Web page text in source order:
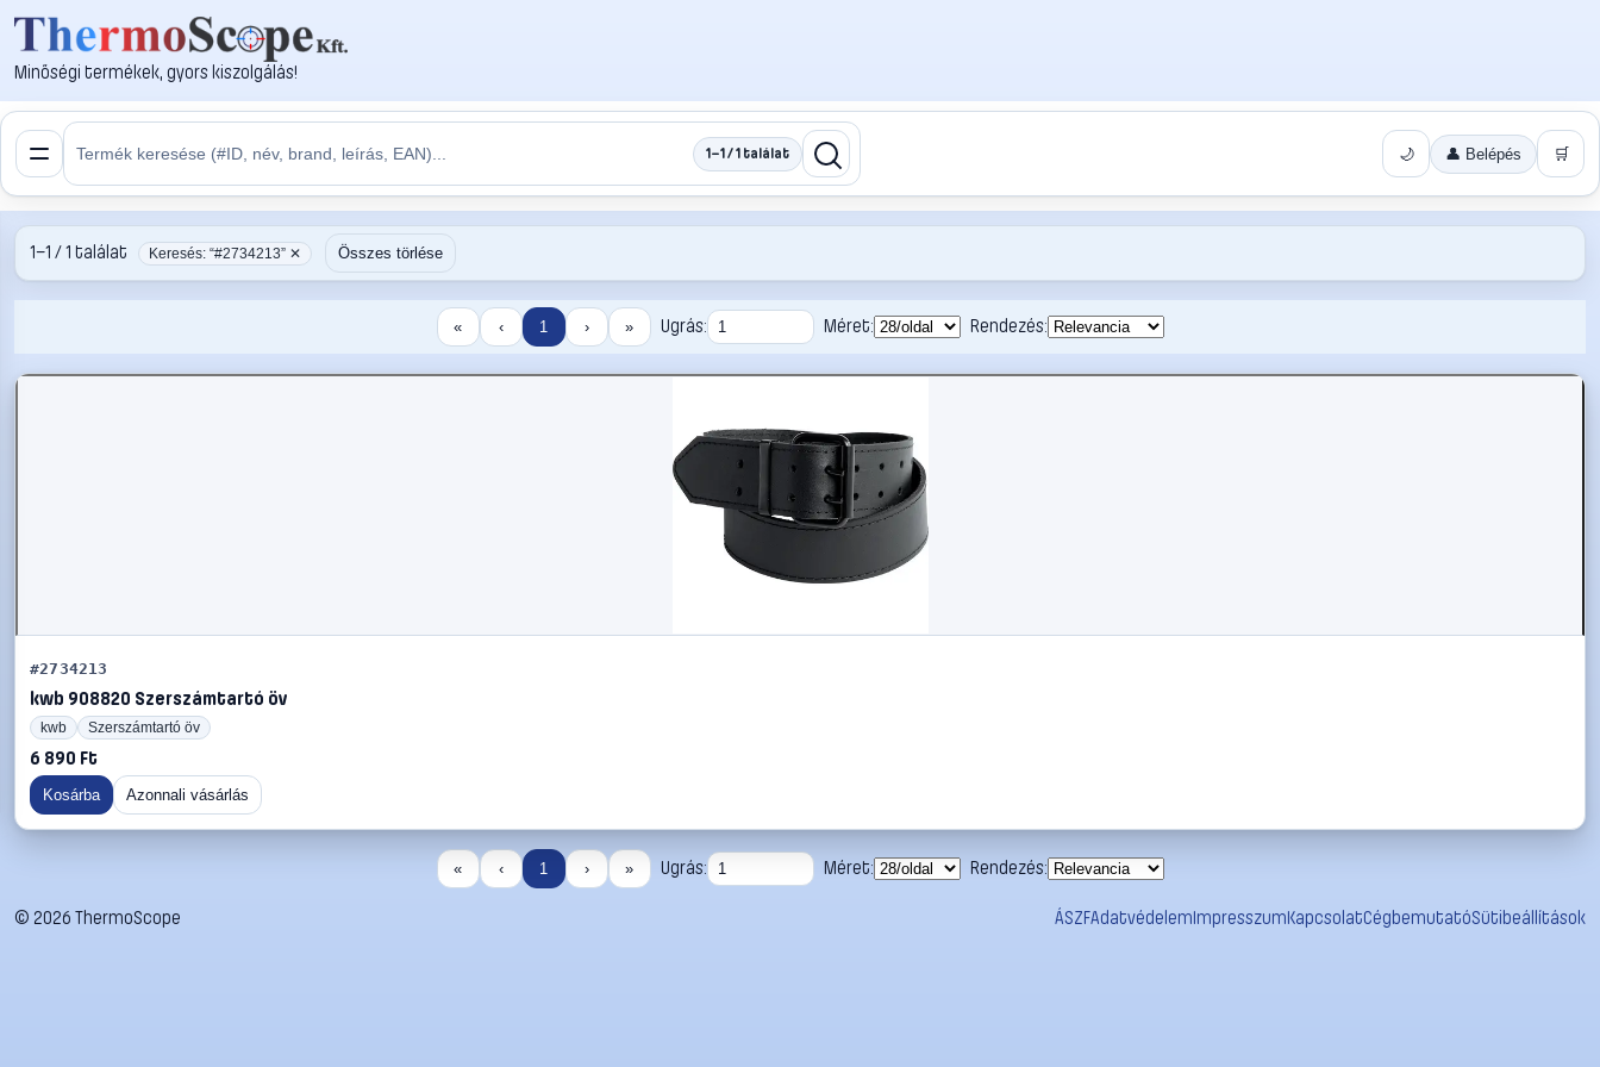
Minőségi termékek, gyors kiszolgálás!
1–1 / 1 találat 🌙 👤 Belépés 🛒
1–1 / 1 találat Keresés: “#2734213” ✕ Összes törlése
« ‹ 1 › » Ugrás: Méret: Rendezés:
#2734213
kwb 908820 Szerszámtartó öv
kwb Szerszámtartó öv
6 890 Ft
Kosárba Azonnali vásárlás
« ‹ 1 › » Ugrás: Méret: Rendezés:
© 2026 ThermoScope ÁSZFAdatvédelemImpresszumKapcsolatCégbemutatóSütibeállítások